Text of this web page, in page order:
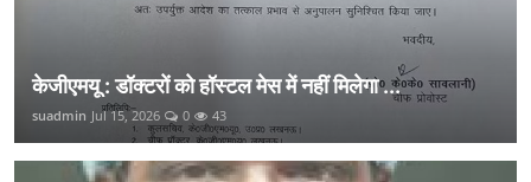
केजीएमयू : डॉक्टरों को हॉस्टल मेस में नहीं मिलेगा ...
suadmin Jul 15, 2026 0 43